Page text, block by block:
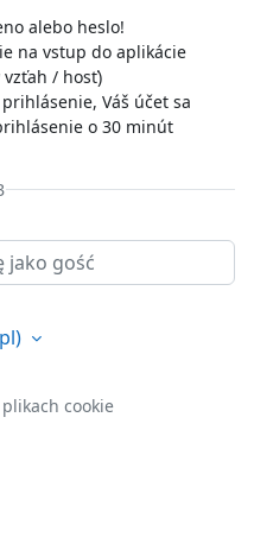
alebo heslo!
na vstup do aplikácie
/ hosť)
Váš účet sa
o 30 minút
jako gość
cookie